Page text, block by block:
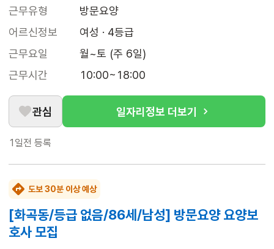
근무유형
방문요양
어르신정보
여성 · 4등급
근무요일
월~토 (주 6일)
근무시간
10:00~18:00
관심 일자리정보 더보기
1일전 등록
도보 30분 이상 예상
[화곡동/등급 없음/86세/남성] 방문요양 요양보
호사 모집